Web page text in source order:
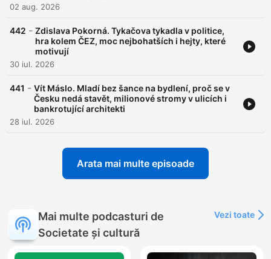
02 aug. 2026
442 - Zdislava Pokorná. Tykačova tykadla v politice,
hra kolem ČEZ, moc nejbohatších i hejty, které
motivují
30 iul. 2026
441 - Vít Máslo. Mladí bez šance na bydlení, proč se v
Česku nedá stavět, milionové stromy v ulicích i
bankrotující architekti
28 iul. 2026
Arata mai multe episoade
Mai multe podcasturi de
Societate și cultură
Vezi toate